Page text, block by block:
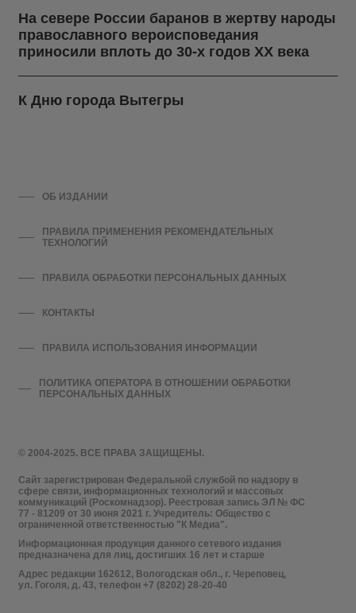
На севере России баранов в жертву народы
православного вероисповедания
приносили вплоть до 30-х годов ХХ века
К Дню города Вытегры
© 2004-2025. ВСЕ ПРАВА ЗАЩИЩЕНЫ.
Сайт зарегистрирован Федеральной службой по надзору в
сфере связи, информационных технологий и массовых
коммуникаций (Роскомнадзор). Реестровая запись ЭЛ № ФС
77 - 81209 от 30 июня 2021 г. Учредитель: Общество с
ограниченной ответственностью "К Медиа".
Информационная продукция данного сетевого издания
предназначена для лиц, достигших 16 лет и старше
Адрес редакции 162612, Вологодская обл., г. Череповец,
ул. Гоголя, д. 43, телефон +7 (8202) 28-20-40
ОБ ИЗДАНИИ
ПРАВИЛА ПРИМЕНЕНИЯ РЕКОМЕНДАТЕЛЬНЫХ
ТЕХНОЛОГИЙ
ПРАВИЛА ОБРАБОТКИ ПЕРСОНАЛЬНЫХ ДАННЫХ
КОНТАКТЫ
ПРАВИЛА ИСПОЛЬЗОВАНИЯ ИНФОРМАЦИИ
ПОЛИТИКА ОПЕРАТОРА В ОТНОШЕНИИ ОБРАБОТКИ
ПЕРСОНАЛЬНЫХ ДАННЫХ